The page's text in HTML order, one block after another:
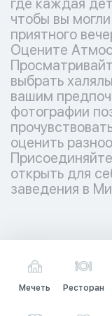
где каждая
чтобы вы
приятного
Оцените
выбрать
вашим
фотографии
оценить
открыть для
заведения в
Мечеть Ресторан